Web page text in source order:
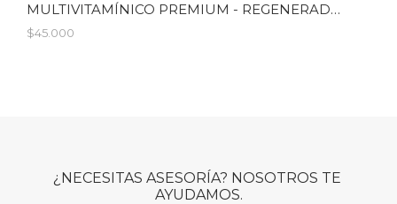
MULTIVITAMÍNICO PREMIUM - REGENERADOR DE FOLÍCULOS
$45.000
¿NECESITAS ASESORÍA? NOSOTROS TE
AYUDAMOS.